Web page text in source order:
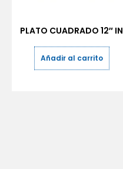
PLATO CUADRADO 12″ IN
Añadir al carrito